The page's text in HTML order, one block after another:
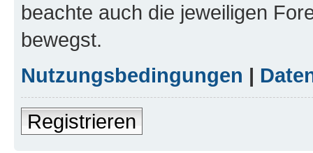
beachte auch die jeweiligen
bewegst.
Nutzungsbedingungen |
Registrieren